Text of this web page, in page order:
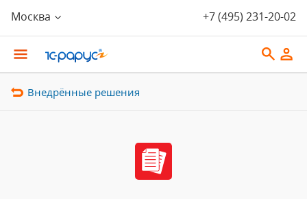
Москва +7 (495) 231-20-02
Внедрённые решения